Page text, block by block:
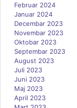
Februar 2024
Januar 2024
Decembar 2023
Novembar 2023
Oktobar 2023
Septembar 2023
August 2023
Juli 2023
Juni 2023
Maj 2023
April 2023